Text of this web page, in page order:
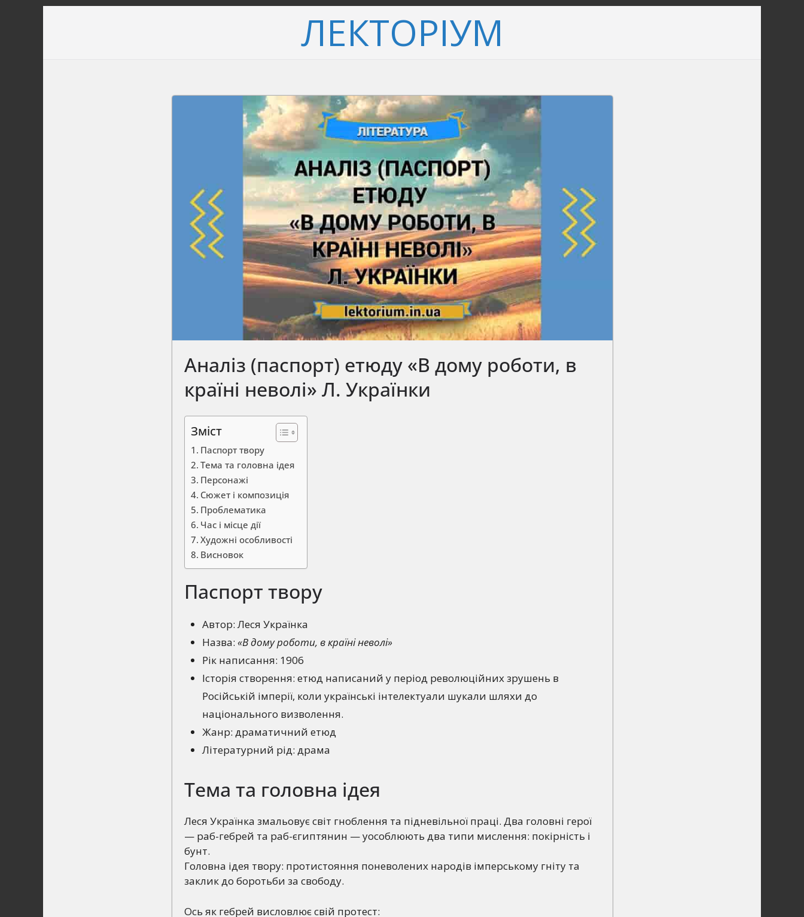
ЛЕКТОРІУМ
Аналіз (паспорт) етюду «В дому роботи, в
країні неволі» Л. Українки
Зміст
Паспорт твору
Тема та головна ідея
Персонажі
Сюжет і композиція
Проблематика
Час і місце дії
Художні особливості
Висновок
Паспорт твору
Автор: Леся Українка
Назва: «В дому роботи, в країні неволі»
Рік написання: 1906
Історія створення: етюд написаний у період революційних зрушень в
Російській імперії, коли українські інтелектуали шукали шляхи до
національного визволення.
Жанр: драматичний етюд
Літературний рід: драма
Тема та головна ідея
Леся Українка змальовує світ гноблення та підневільної праці. Два головні герої
— раб-гебрей та раб-єгиптянин — уособлюють два типи мислення: покірність і
бунт.
Головна ідея твору: протистояння поневолених народів імперському гніту та
заклик до боротьби за свободу.
Ось як гебрей висловлює свій протест: